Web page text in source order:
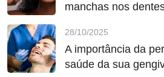
manchas nos
28/10/2025
A importância da
saúde da sua